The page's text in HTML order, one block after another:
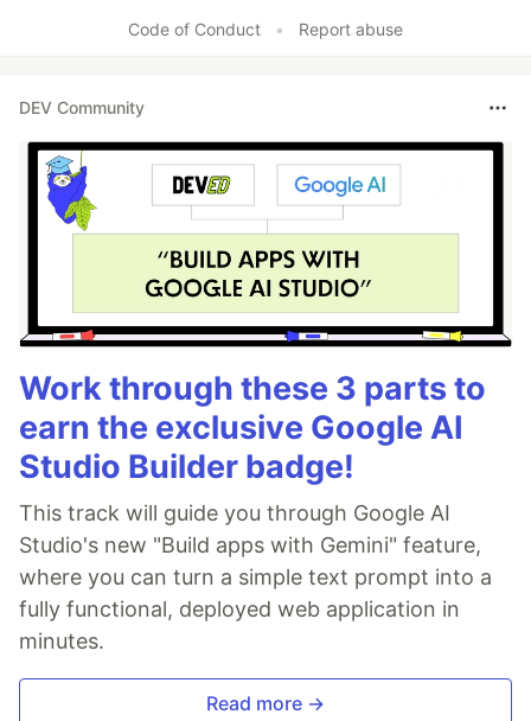
Code of Conduct • Report abuse
DEV Community
Work through these 3 parts to
earn the exclusive Google AI
Studio Builder badge!
This track will guide you through Google AI
Studio's new "Build apps with Gemini" feature,
where you can turn a simple text prompt into a
fully functional, deployed web application in
minutes.
Read more →